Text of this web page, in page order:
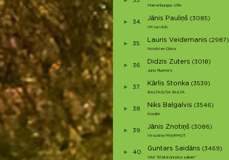
Marienburgas Vilki
34.
Jānis Pauliņš (3085)
IM run club
35.
Lauris Veidemanis (2987)
Noskrien Cēsis
36.
Didzis Zuters (3018)
Juno Runners
37.
Kārlis Stonka (3539)
BALTAIS/SK BULTA
38.
Niks Balgalvis (3546)
Kocēni
39.
Jānis Znotiņš (3086)
Virsotne/MARMOT
40.
Guntars Saidāns (3469)
VAS "Elektroniskie sakari"